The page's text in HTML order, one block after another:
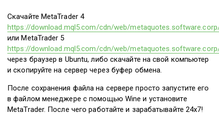
Скачайте MetaTrader 4
https://download.mql5.com/cdn/web/
или MetaTrader 5
https://download.mql5.com/cdn/web/
через браузер в Ubuntu, либо скачайте на свой компьютер
и скопируйте на сервер через буфер обмена.
После сохранения файла на сервере просто запустите его
в файлом менеджере с помощью Wine и установите
MetaTrader. После чего работайте и зарабатывайте 24х7!